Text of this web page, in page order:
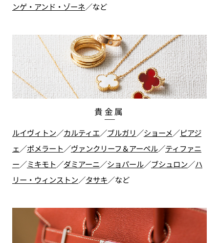
ンゲ・アンド・ゾーネ／など
貴金属
ルイヴィトン／カルティエ／ブルガリ／ショーメ／ピアジ
ェ／ポメラート／ヴァンクリーフ＆アーペル／ティファニ
ー／ミキモト／ダミアーニ／ショパール／ブシュロン／ハ
リー・ウィンストン／タサキ／など